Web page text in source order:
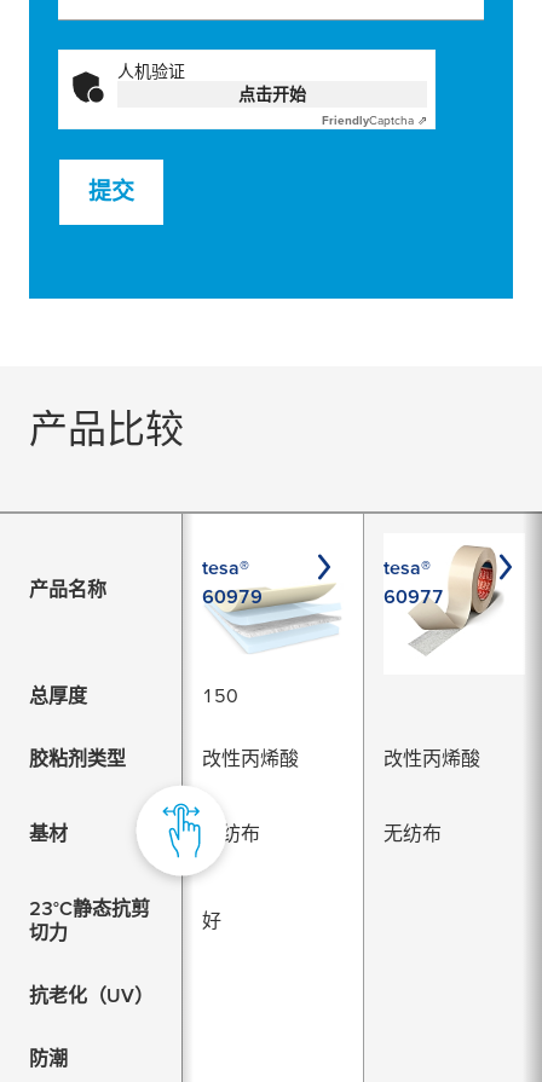
人机验证
点击开始
FriendlyCaptcha ⇗
提交
产品比较
产品名称
tesa®
60979
tesa®
60977
总厚度 150
胶粘剂类型 改性丙烯酸 改性丙烯酸
基材 无纺布 无纺布
23°C静态抗剪
切力
好
抗老化（UV）
防潮